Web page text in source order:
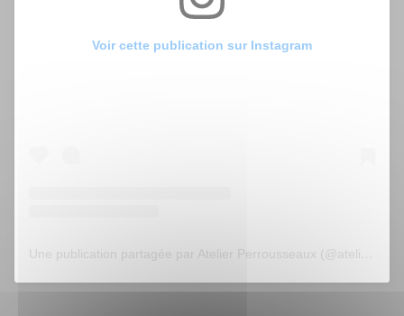
Voir cette publication sur Instagram